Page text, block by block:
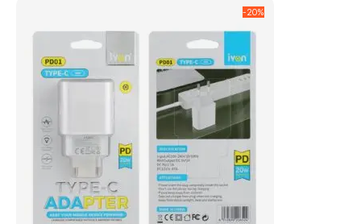
68.890,00 ден.
-20%